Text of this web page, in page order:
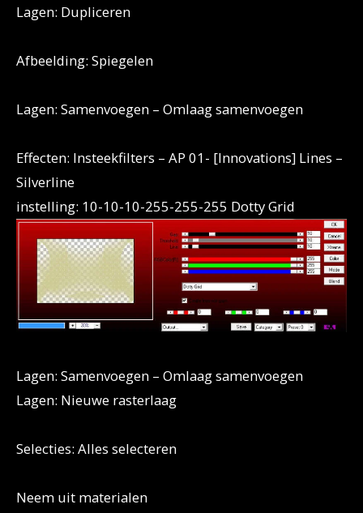
Lagen: Dupliceren
Afbeelding: Spiegelen
Lagen: Samenvoegen – Omlaag samenvoegen
Effecten: Insteekfilters – AP 01- [Innovations] Lines –
Silverline
instelling: 10-10-10-255-255-255 Dotty Grid
Lagen: Samenvoegen – Omlaag samenvoegen
Lagen: Nieuwe rasterlaag
Selecties: Alles selecteren
Neem uit materialen